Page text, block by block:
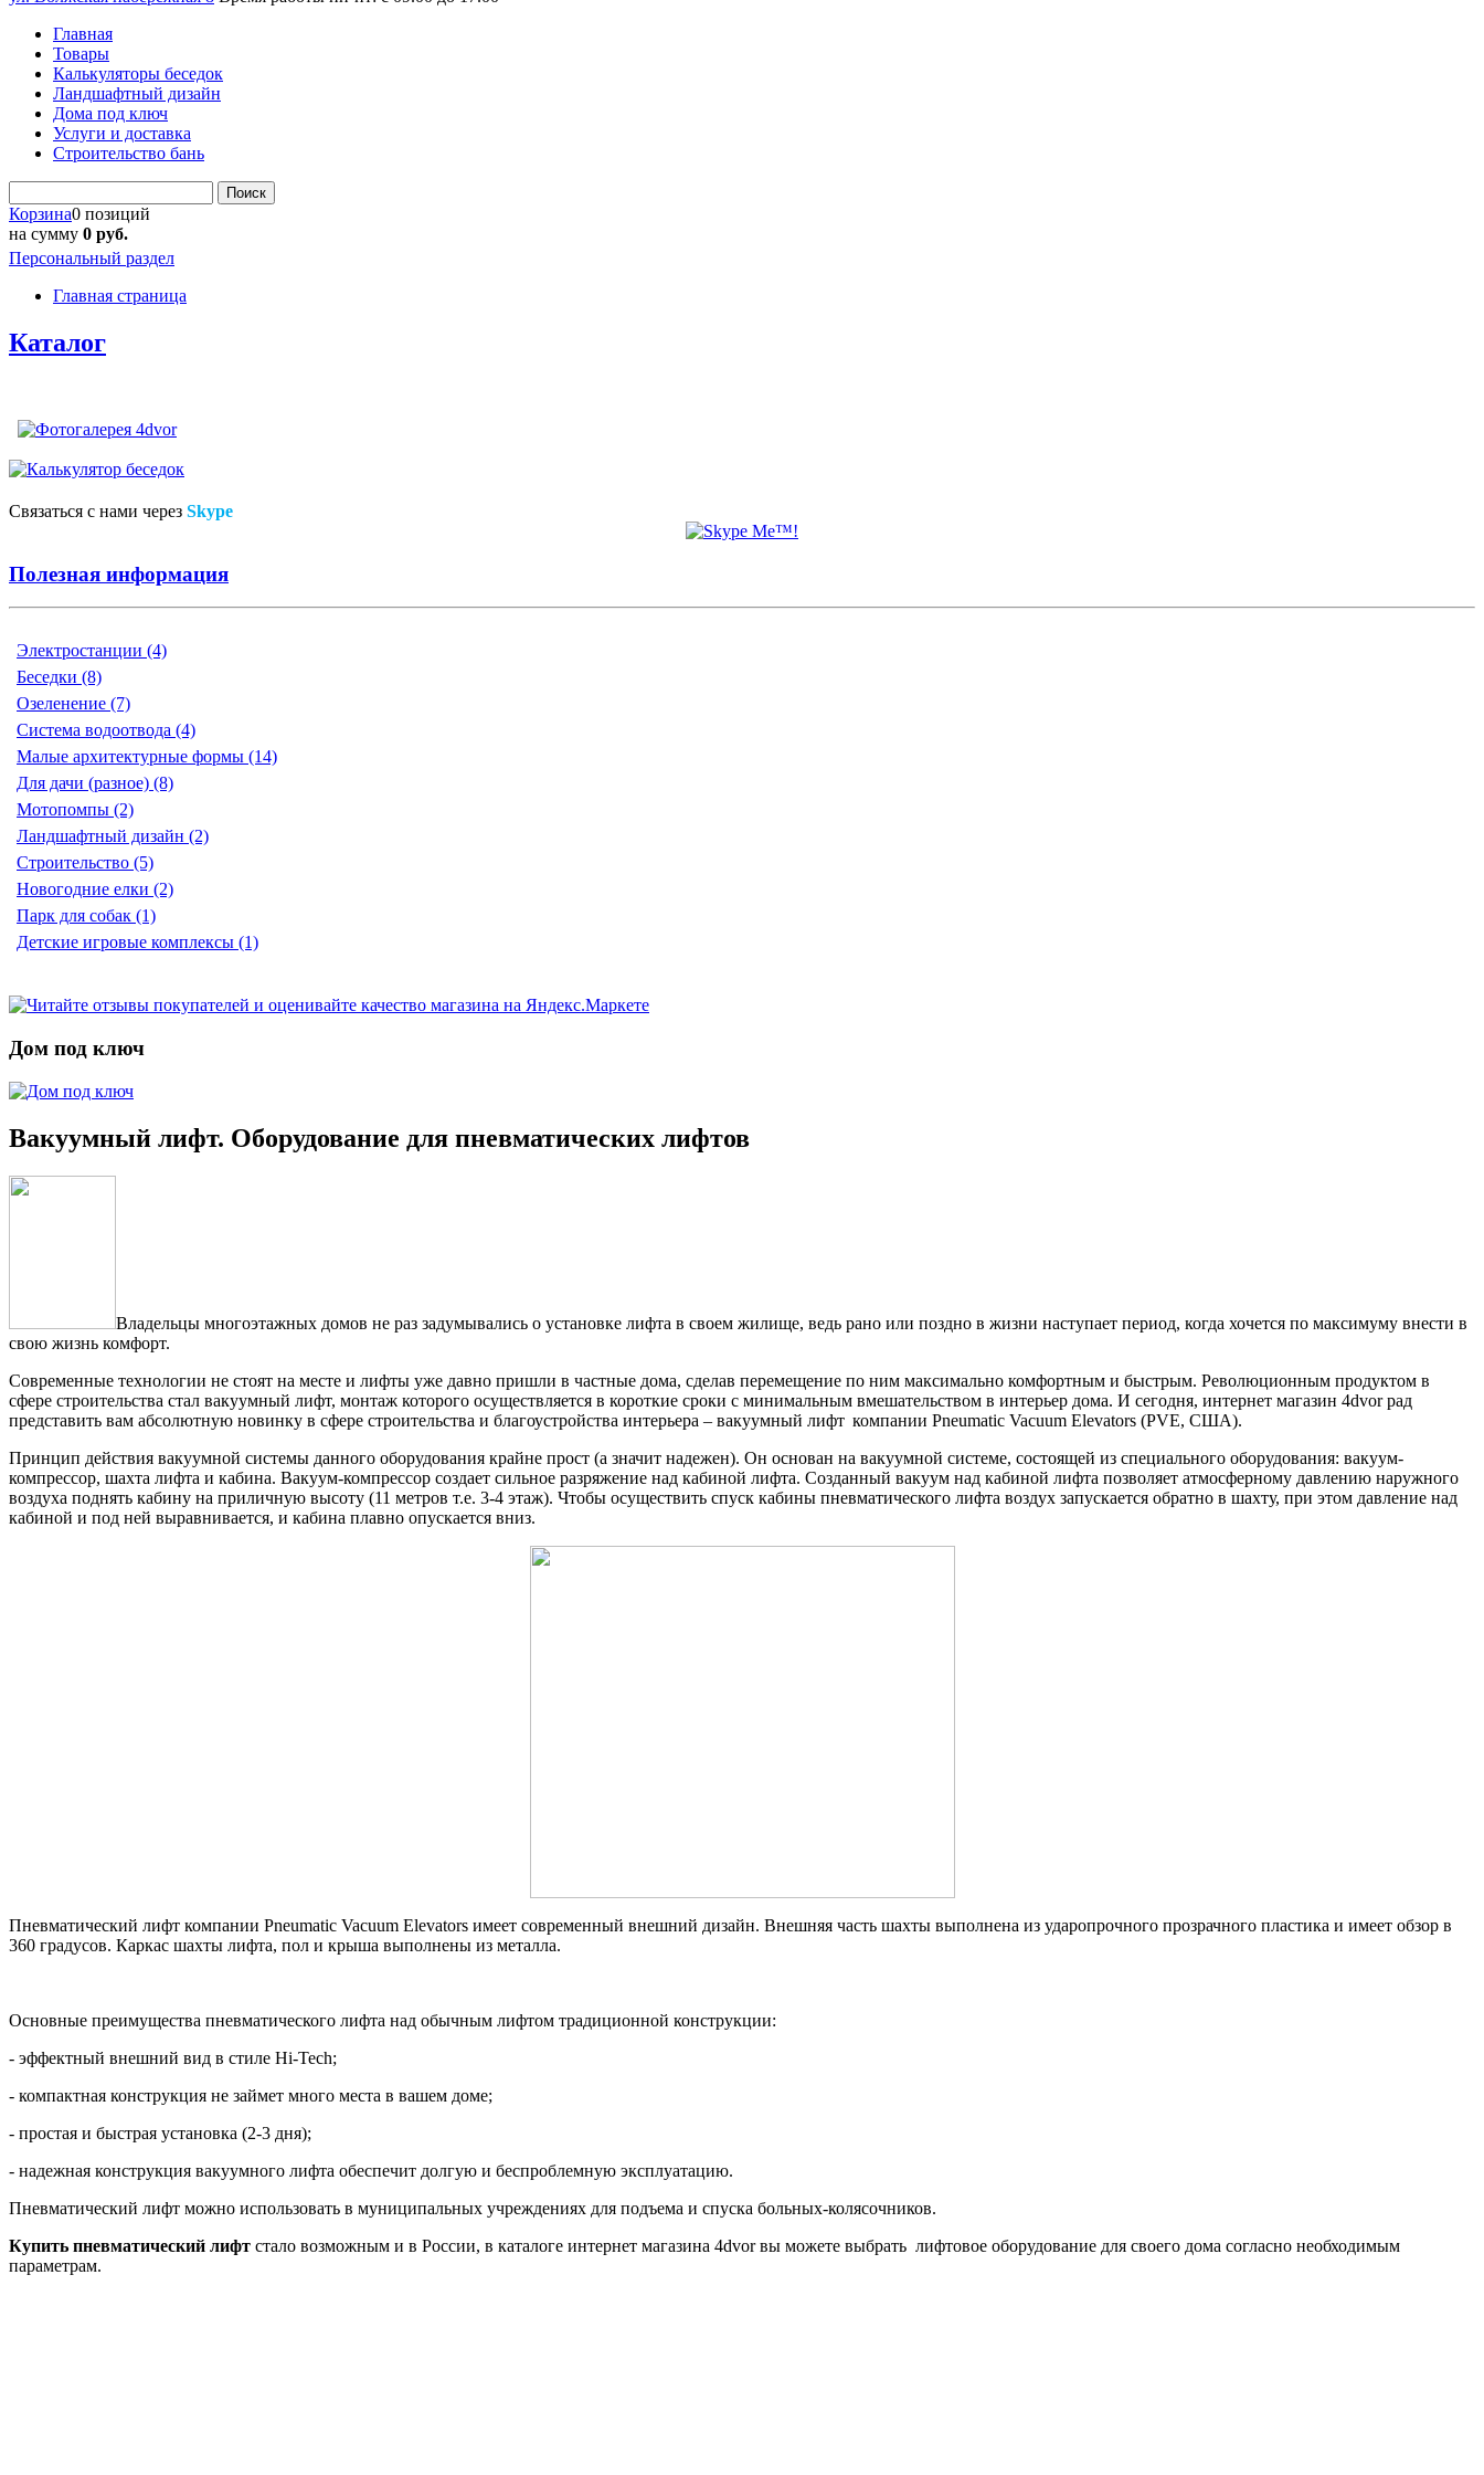
Главная
Товары
Калькуляторы беседок
Ландшафтный дизайн
Дома под ключ
Услуги и доставка
Строительство бань
Поиск
Корзина0 позиций
на сумму 0 руб.
Персональный раздел
Главная страница
Каталог
Связаться с нами через Skype
Полезная информация
Электростанции (4)
Беседки (8)
Озеленение (7)
Система водоотвода (4)
Малые архитектурные формы (14)
Для дачи (разное) (8)
Мотопомпы (2)
Ландшафтный дизайн (2)
Строительство (5)
Новогодние елки (2)
Парк для собак (1)
Детские игровые комплексы (1)
Дом под ключ
Вакуумный лифт. Оборудование для пневматических лифтов
Владельцы многоэтажных домов не раз задумывались о установке лифта в своем жилище, ведь рано или поздно в жизни наступает период, когда хочется по максимуму внести в
свою жизнь комфорт.
Современные технологии не стоят на месте и лифты уже давно пришли в частные дома, сделав перемещение по ним максимально комфортным и быстрым. Революционным продуктом в
сфере строительства стал вакуумный лифт, монтаж которого осуществляется в короткие сроки с минимальным вмешательством в интерьер дома. И сегодня, интернет магазин 4dvor рад
представить вам абсолютную новинку в сфере строительства и благоустройства интерьера – вакуумный лифт компании Pneumatic Vacuum Elevators (PVE, США).
Принцип действия вакуумной системы данного оборудования крайне прост (а значит надежен). Он основан на вакуумной системе, состоящей из специального оборудования: вакуум-
компрессор, шахта лифта и кабина. Вакуум-компрессор создает сильное разряжение над кабиной лифта. Созданный вакуум над кабиной лифта позволяет атмосферному давлению наружного
воздуха поднять кабину на приличную высоту (11 метров т.е. 3-4 этаж). Чтобы осуществить спуск кабины пневматического лифта воздух запускается обратно в шахту, при этом давление над
кабиной и под ней выравнивается, и кабина плавно опускается вниз.
Пневматический лифт компании Pneumatic Vacuum Elevators имеет современный внешний дизайн. Внешняя часть шахты выполнена из ударопрочного прозрачного пластика и имеет обзор в
360 градусов. Каркас шахты лифта, пол и крыша выполнены из металла.
Основные преимущества пневматического лифта над обычным лифтом традиционной конструкции:
- эффектный внешний вид в стиле Hi-Tech;
- компактная конструкция не займет много места в вашем доме;
- простая и быстрая установка (2-3 дня);
- надежная конструкция вакуумного лифта обеспечит долгую и беспроблемную эксплуатацию.
Пневматический лифт можно использовать в муниципальных учреждениях для подъема и спуска больных-колясочников.
Купить пневматический лифт стало возможным и в России, в каталоге интернет магазина 4dvor вы можете выбрать лифтовое оборудование для своего дома согласно необходимым
параметрам.